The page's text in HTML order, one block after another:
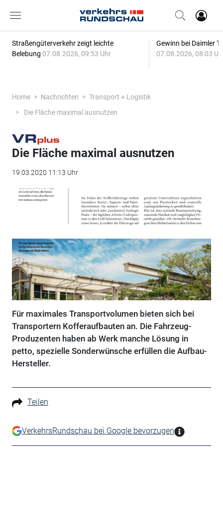
Straßengüterverkehr zeigt leichte
Belebung 07.08.2026, 09:53 Uhr
Gewinn bei Daimler
07.08.2026, 08:03
Home Nachrichten
Transport + Logistik
Die Fläche maximal ausnutzen
Die Fläche maximal ausnutzen
19.03.2020 11:13 Uhr
Für maximales Transportvolumen bieten sich bei
Transportern Kofferaufbauten an. Die Fahrzeug-
Produzenten haben ab Werk manche Lösung in
petto, spezielle Sonderwünsche erfüllen die Aufbau-
Hersteller.
Teilen
VerkehrsRundschau bei Google bevorzugen